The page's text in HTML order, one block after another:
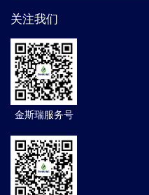
关注我们
金斯瑞服务号